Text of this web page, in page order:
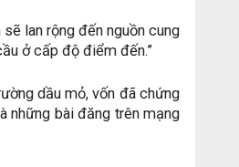
lan rộng đến nguồn cung
ở cấp độ điểm đến.”
dầu mỏ, vốn đã chứng
những bài đăng trên mạng